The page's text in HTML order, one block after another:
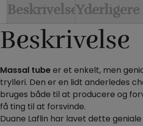
Beskrivelse
Beskrivelse
Massal tubeer et enkelt, men
trylleri. Den er en lidt anderledes
bruges både til at producere og
få ting til at forsvinde.
Duane Laflin har lavet dette